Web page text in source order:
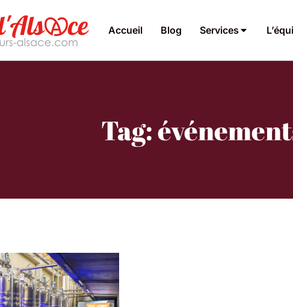
Accueil Blog Services
Tag: